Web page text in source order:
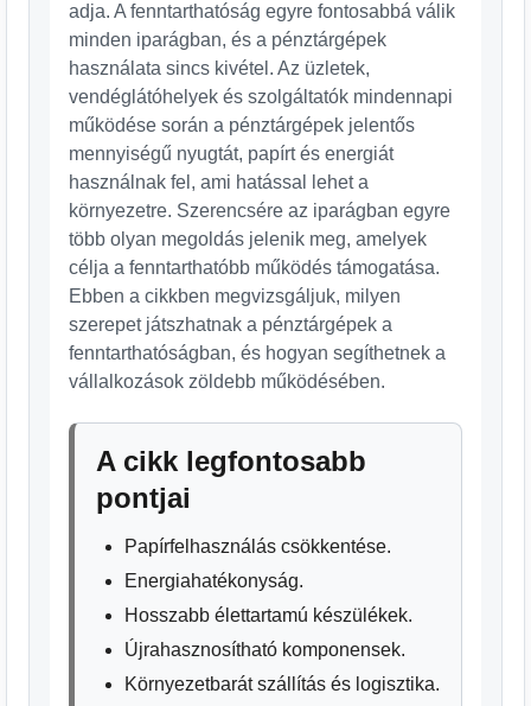
adja. A fenntarthatóság egyre fontosabbá válik
minden iparágban, és a pénztárgépek
használata sincs kivétel. Az üzletek,
vendéglátóhelyek és szolgáltatók mindennapi
működése során a pénztárgépek jelentős
mennyiségű nyugtát, papírt és energiát
használnak fel, ami hatással lehet a
környezetre. Szerencsére az iparágban egyre
több olyan megoldás jelenik meg, amelyek
célja a fenntarthatóbb működés támogatása.
Ebben a cikkben megvizsgáljuk, milyen
szerepet játszhatnak a pénztárgépek a
fenntarthatóságban, és hogyan segíthetnek a
vállalkozások zöldebb működésében.
A cikk legfontosabb
pontjai
Papírfelhasználás csökkentése.
Energiahatékonyság.
Hosszabb élettartamú készülékek.
Újrahasznosítható komponensek.
Környezetbarát szállítás és logisztika.